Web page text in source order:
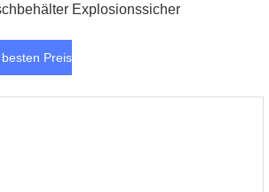
Explosionssicher
Preis